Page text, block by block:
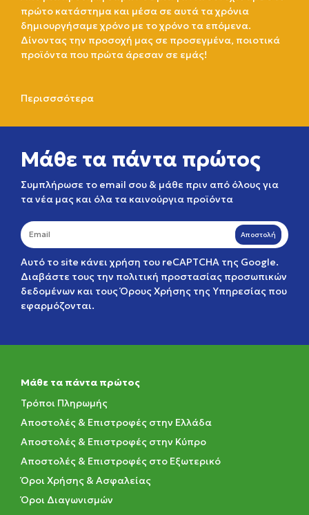
πρώτο κατάστημα και μέσα σε αυτά τα χρόνια
δημιουργήσαμε χρόνο με το χρόνο τα επόμενα.
Δίνοντας την προσοχή μας σε προσεγμένα, ποιοτικά
προϊόντα που πρώτα άρεσαν σε εμάς!
Περισσσότερα
Μάθε τα πάντα πρώτος
Συμπλήρωσε το email σου & μάθε πριν από όλους για
τα νέα μας και όλα τα καινούργια προϊόντα
Αποστολή
Αυτό το site κάνει χρήση του reCAPTCHA της Google.
Διαβάστε τους την πολιτική προστασίας προσωπικών
δεδομένων και τουςΌρους Χρήσης της Υπηρεσίας που
εφαρμόζονται.
Μάθε τα πάντα πρώτος
Τρόποι Πληρωμής
Αποστολές & Επιστροφές στην Ελλάδα
Αποστολές & Επιστροφές στην Κύπρο
Αποστολές & Επιστροφές στο Εξωτερικό
Όροι Χρήσης & Ασφαλείας
Όροι Διαγωνισμών